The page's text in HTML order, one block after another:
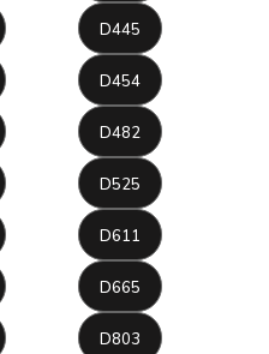
D445
D454
D482
D525
D611
D665
D803